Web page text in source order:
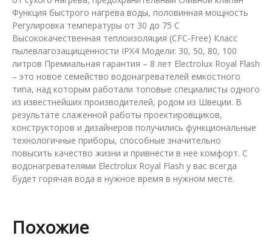
Функция быстрого нагрева воды, половинная мощность
Регулировка температуры от 30 до 75 С
Высококачественная теплоизоляция (CFC-Free) Класс
пылевлагозащищенности IPX4 Модели: 30, 50, 80, 100
литров Премиальная гарантия – 8 лет Electrolux Royal Flash
– это новое семейство водонагревателей емкостного
типа, над которым работали топовые специалисты одного
из известнейших производителей, родом из Швеции. В
результате слаженной работы проектировщиков,
конструкторов и дизайнеров получились функциональные
технологичные приборы, способные значительно
повысить качество жизни и привнести в нее комфорт. С
водонагревателями Electrolux Royal Flash у вас всегда
будет горячая вода в нужное время в нужном месте.
Похожие